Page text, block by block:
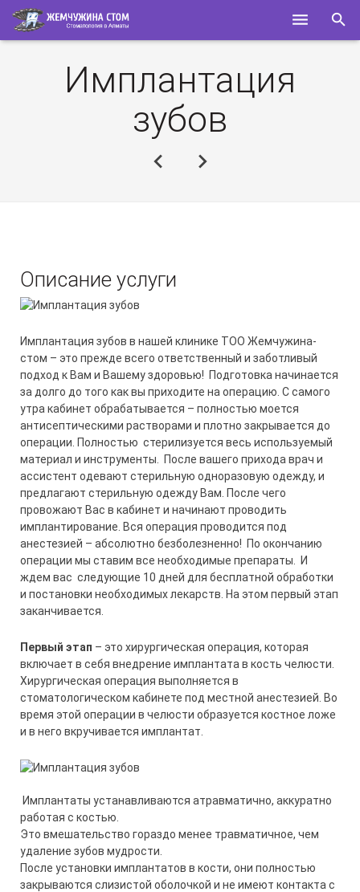
Имплантация
зубов
Описание услуги
Имплантация зубов в нашей клинике ТОО Жемчужина-
стом – это прежде всего ответственный и заботливый
подход к Вам и Вашему здоровью! Подготовка начинается
за долго до того как вы приходите на операцию. С самого
утра кабинет обрабатывается – полностью моется
антисептическими растворами и плотно закрывается до
операции. Полностью стерилизуется весь используемый
материал и инструменты. После вашего прихода врач и
ассистент одевают стерильную одноразовую одежду, и
предлагают стерильную одежду Вам. После чего
провожают Вас в кабинет и начинают проводить
имплантирование. Вся операция проводится под
анестезией – абсолютно безболезненно! По окончанию
операции мы ставим все необходимые препараты. И
ждем вас следующие 10 дней для бесплатной обработки
и постановки необходимых лекарств. На этом первый этап
заканчивается.
Первый этап – это хирургическая операция, которая
включает в себя внедрение имплантата в кость челюсти.
Хирургическая операция выполняется в
стоматологическом кабинете под местной анестезией. Во
время этой операции в челюсти образуется костное ложе
и в него вкручивается имплантат.
Имплантаты устанавливаются атравматично, аккуратно
работая с костью.
Это вмешательство гораздо менее травматичное, чем
удаление зубов мудрости.
После установки имплантатов в кости, они полностью
закрываются слизистой оболочкой и не имеют контакта с